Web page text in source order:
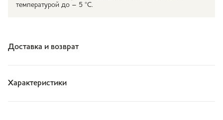
температурой до – 5 °С.
Доставка и возврат
Характеристики